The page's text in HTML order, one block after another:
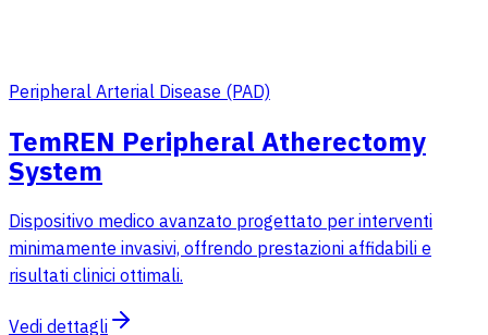
Peripheral Arterial Disease (PAD)
TemREN Peripheral Atherectomy
System
Dispositivo medico avanzato progettato per interventi
minimamente invasivi, offrendo prestazioni affidabili e
risultati clinici ottimali.
Vedi dettagli